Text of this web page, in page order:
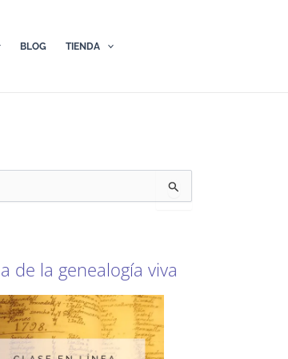
BLOG TIENDA
de la genealogía viva